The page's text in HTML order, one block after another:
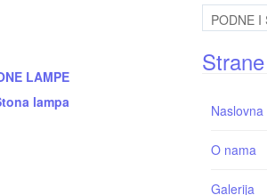
LAMPE
lampa
Strane
Naslovna
O nama
Galerija